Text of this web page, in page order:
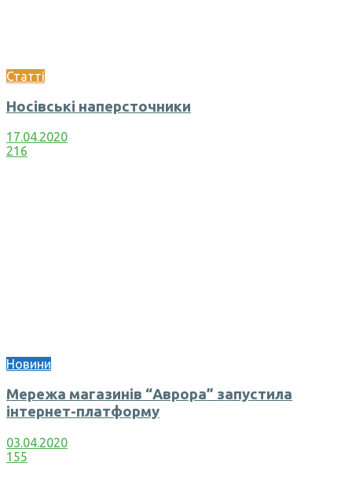
Статті
Носівські наперсточники
17.04.2020
216
Новини
Мережа магазинів “Аврора” запустила
інтернет-платформу
03.04.2020
155